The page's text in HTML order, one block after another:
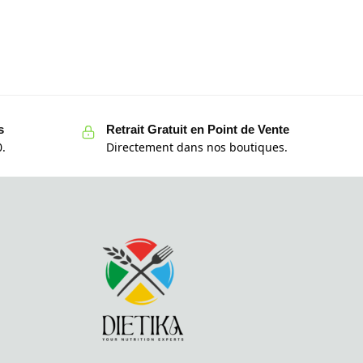
Retrait Gratuit en Point de Vente
Directement dans nos boutiques.